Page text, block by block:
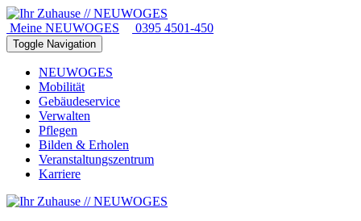
Meine NEUWOGES 0395 4501-450
Toggle Navigation
NEUWOGES
Mobilität
Gebäudeservice
Verwalten
Pflegen
Bilden & Erholen
Veranstaltungszentrum
Karriere